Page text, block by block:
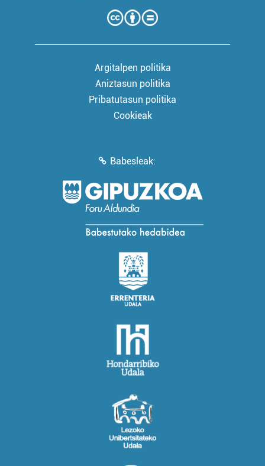
Argitalpen politika
Aniztasun politika
Pribatutasun politika
Cookieak
Babesleak: